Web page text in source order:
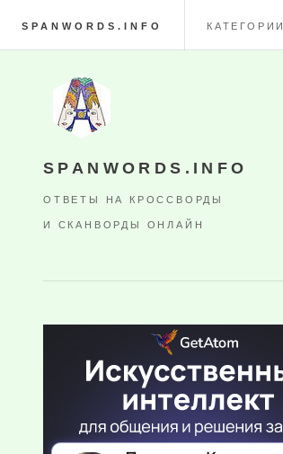
SPANWORDS.INFO КАТЕГОРИИ
SPANWORDS.INFO
ОТВЕТЫ НА КРОССВОРДЫ
И СКАНВОРДЫ ОНЛАЙН